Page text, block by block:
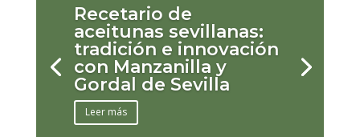
Recetario de
aceitunas sevillanas:
tradición e innovación
con Manzanilla y
Gordal de Sevilla
Leer más